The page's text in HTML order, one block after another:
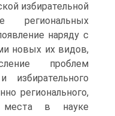
избирательной
региональных
наряду с
новых их видов,
проблем
избирательного
регионального,
в науке